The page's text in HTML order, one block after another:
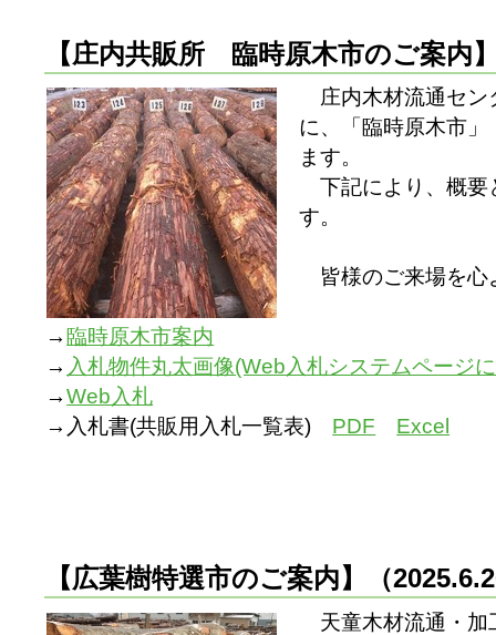
【庄内共販所 臨時原木市のご案内
庄内木材流通セン
に、「臨時原木市
ます。
下記により、概要
す。
皆様のご来場を心
→臨時原木市案内
→ 入札物件丸太画像(Web入札システムページ
→Web入札
→入札書(共販用入札一覧表) PDF Excel
【広葉樹特選市のご案内】 （
天童木材流通・加